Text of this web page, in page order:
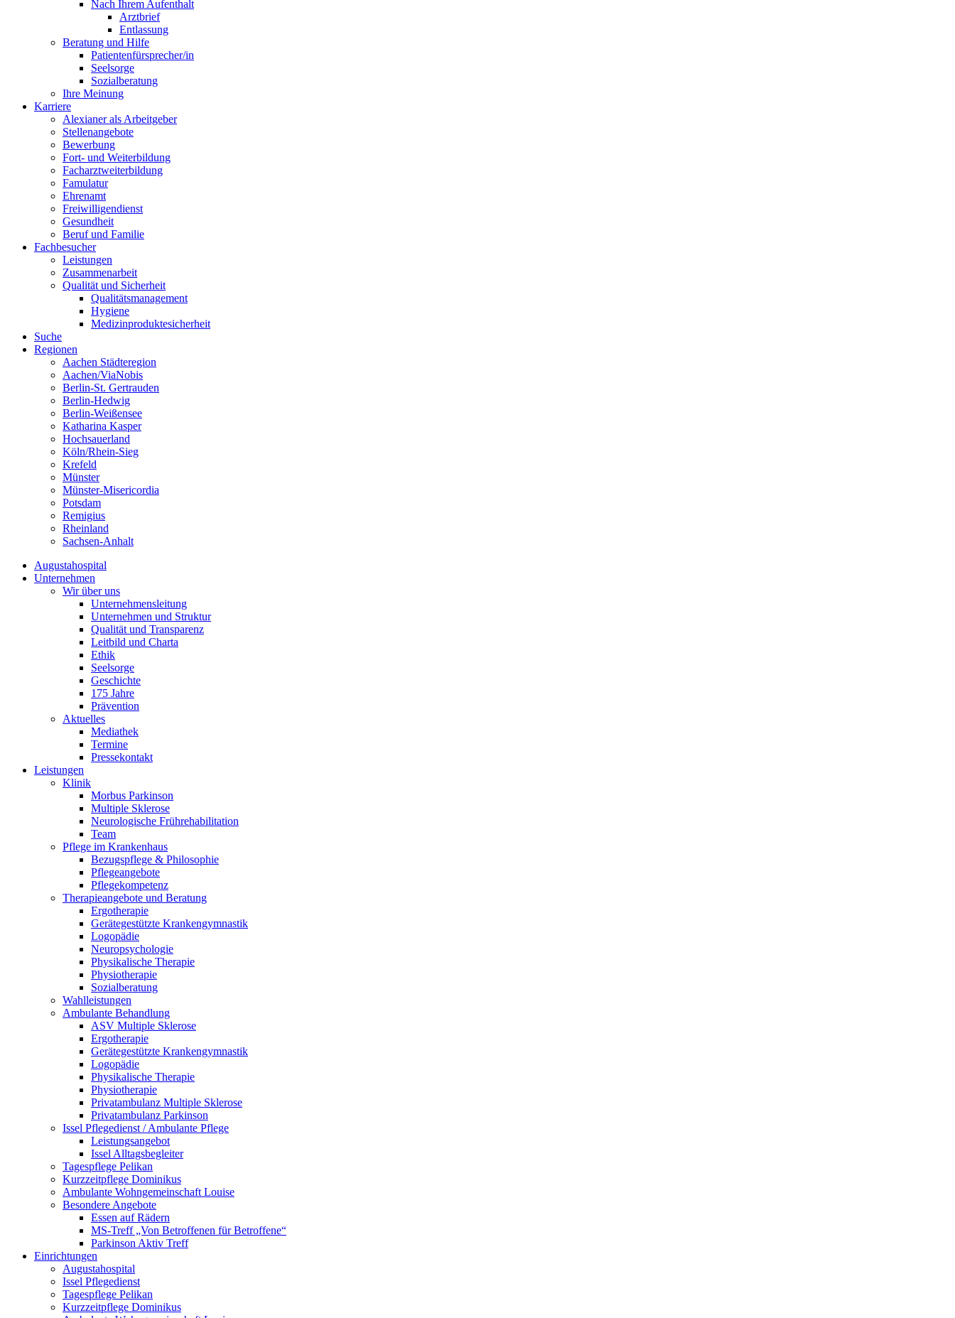
Nach Ihrem Aufenthalt
Arztbrief
Entlassung
Beratung und Hilfe
Patientenfürsprecher/in
Seelsorge
Sozialberatung
Ihre Meinung
Karriere
Alexianer als Arbeitgeber
Stellenangebote
Bewerbung
Fort- und Weiterbildung
Facharztweiterbildung
Famulatur
Ehrenamt
Freiwilligendienst
Gesundheit
Beruf und Familie
Fachbesucher
Leistungen
Zusammenarbeit
Qualität und Sicherheit
Qualitätsmanagement
Hygiene
Medizinproduktesicherheit
Suche
Regionen
Aachen Städteregion
Aachen/ViaNobis
Berlin-St. Gertrauden
Berlin-Hedwig
Berlin-Weißensee
Katharina Kasper
Hochsauerland
Köln/Rhein-Sieg
Krefeld
Münster
Münster-Misericordia
Potsdam
Remigius
Rheinland
Sachsen-Anhalt
Augustahospital
Unternehmen
Wir über uns
Unternehmensleitung
Unternehmen und Struktur
Qualität und Transparenz
Leitbild und Charta
Ethik
Seelsorge
Geschichte
175 Jahre
Prävention
Aktuelles
Mediathek
Termine
Pressekontakt
Leistungen
Klinik
Morbus Parkinson
Multiple Sklerose
Neurologische Frührehabilitation
Team
Pflege im Krankenhaus
Bezugspflege & Philosophie
Pflegeangebote
Pflegekompetenz
Therapieangebote und Beratung
Ergotherapie
Gerätegestützte Krankengymnastik
Logopädie
Neuropsychologie
Physikalische Therapie
Physiotherapie
Sozialberatung
Wahlleistungen
Ambulante Behandlung
ASV Multiple Sklerose
Ergotherapie
Gerätegestützte Krankengymnastik
Logopädie
Physikalische Therapie
Physiotherapie
Privatambulanz Multiple Sklerose
Privatambulanz Parkinson
Issel Pflegedienst / Ambulante Pflege
Leistungsangebot
Issel Alltagsbegleiter
Tagespflege Pelikan
Kurzzeitpflege Dominikus
Ambulante Wohngemeinschaft Louise
Besondere Angebote
Essen auf Rädern
MS-Treff „Von Betroffenen für Betroffene“
Parkinson Aktiv Treff
Einrichtungen
Augustahospital
Issel Pflegedienst
Tagespflege Pelikan
Kurzzeitpflege Dominikus